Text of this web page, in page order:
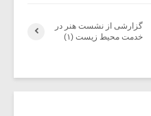
گزارشی از نشست هنر در
خدمت محیط زیست (۱)